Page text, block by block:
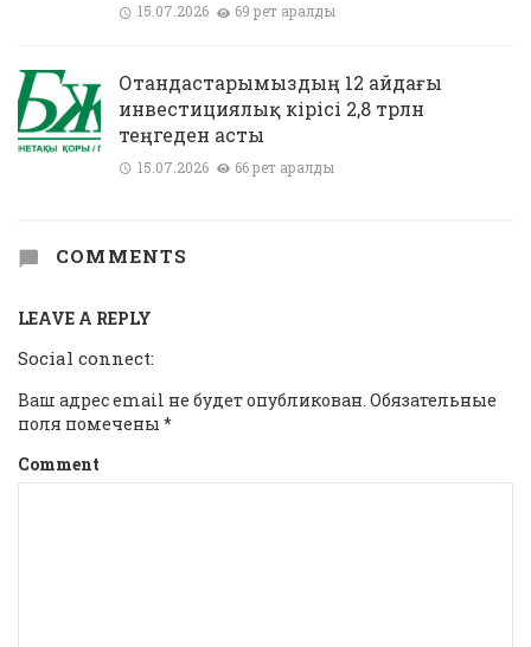
15.07.2026 69 рет қаралды
Отандастарымыздың 12 айдағы
инвестициялық кірісі 2,8 трлн
теңгеден асты
15.07.2026 66 рет қаралды
COMMENTS
LEAVE A REPLY
Social connect:
Ваш адрес email не будет опубликован. Обязательные
поля помечены *
Comment